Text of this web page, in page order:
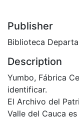
Publisher
Biblioteca
Description
Yumbo, Fábrica
identificar.
El Archivo del
Valle del Cauca